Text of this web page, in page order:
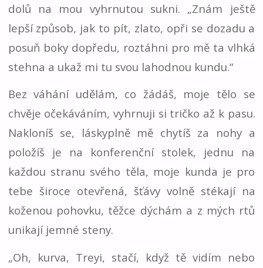
dolů na mou vyhrnutou sukni. „Znám ještě
lepší způsob, jak to pít, zlato, opři se dozadu a
posuň boky dopředu, roztáhni pro mě ta vlhká
stehna a ukaž mi tu svou lahodnou kundu.“
Bez váhání udělám, co žádáš, moje tělo se
chvěje očekáváním, vyhrnuji si tričko až k pasu.
Nakloníš se, láskyplně mě chytíš za nohy a
položíš je na konferenční stolek, jednu na
každou stranu svého těla, moje kunda je pro
tebe široce otevřená, šťávy volně stékají na
koženou pohovku, těžce dýchám a z mých rtů
unikají jemné steny.
„Oh, kurva, Treyi, stačí, když tě vidím nebo